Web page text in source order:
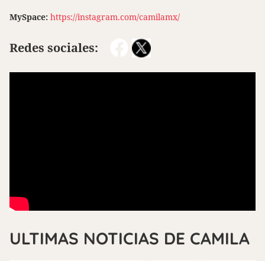
MySpace: https://instagram.com/camilamx/
Redes sociales:
ULTIMAS NOTICIAS DE CAMILA